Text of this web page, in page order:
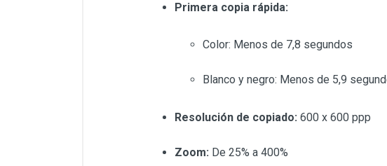
Primera copia rápida:
Color: Menos de 7,8 segundos
Blanco y negro: Menos de 5,9
Resolución de copiado: 600 x 600 ppp
Zoom: De 25% a 400%